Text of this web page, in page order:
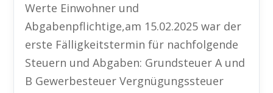
Werte Einwohner und
Abgabenpflichtige,am 15.02.2025 war der
erste Fälligkeitstermin für nachfolgende
Steuern und Abgaben: Grundsteuer A und
B Gewerbesteuer Vergnügungssteuer